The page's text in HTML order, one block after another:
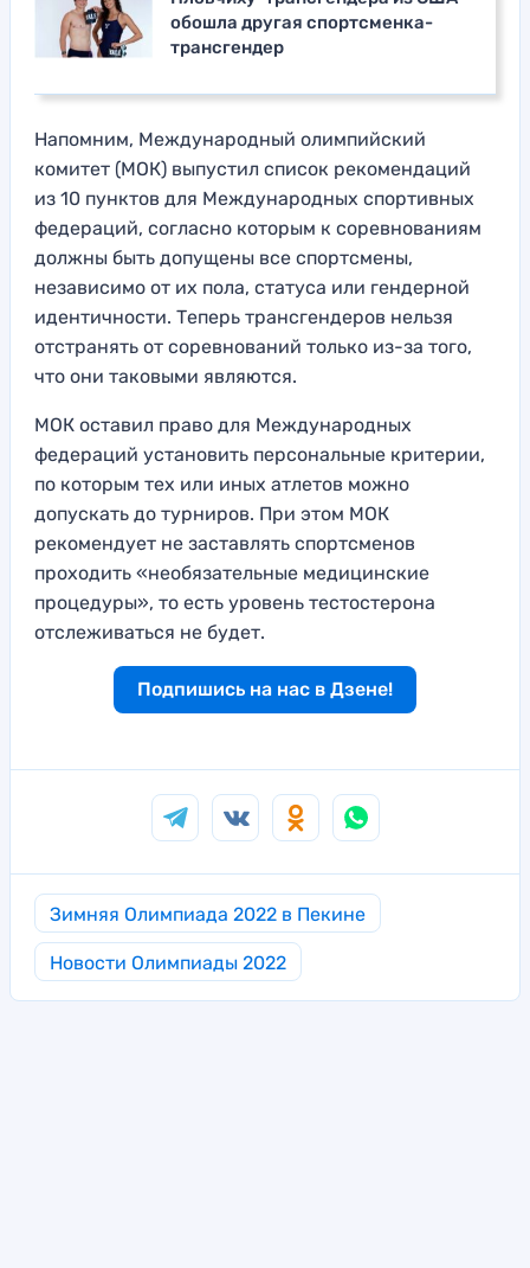
обошла другая спортсменка-
трансгендер
Напомним, Международный олимпийский
комитет (МОК) выпустил список рекомендаций
из 10 пунктов для Международных спортивных
федераций, согласно которым к соревнованиям
должны быть допущены все спортсмены,
независимо от их пола, статуса или гендерной
идентичности. Теперь трансгендеров нельзя
отстранять от соревнований только из-за того,
что они таковыми являются.
МОК оставил право для Международных
федераций установить персональные критерии,
по которым тех или иных атлетов можно
допускать до турниров. При этом МОК
рекомендует не заставлять спортсменов
проходить «необязательные медицинские
процедуры», то есть уровень тестостерона
отслеживаться не будет.
Подпишись на нас в Дзене!
Зимняя Олимпиада 2022 в Пекине
Новости Олимпиады 2022